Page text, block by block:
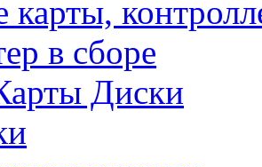
карты,
в сборе
Диски